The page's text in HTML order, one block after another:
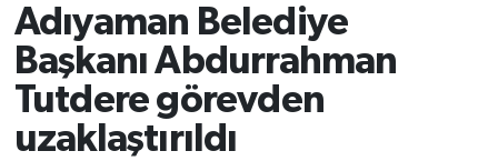
Adıyaman Belediye
Başkanı Abdurrahman
Tutdere görevden
uzaklaştırıldı
Son Dakika Haberleri
Haber Arşivi